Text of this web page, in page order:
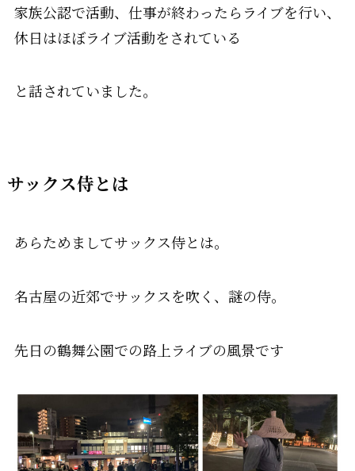
家族公認で活動、仕事が終わったらライブを行い、
休日はほぼライブ活動をされている
と話されていました。
サックス侍とは
あらためましてサックス侍とは。
名古屋の近郊でサックスを吹く、謎の侍。
先日の鶴舞公園での路上ライブの風景です